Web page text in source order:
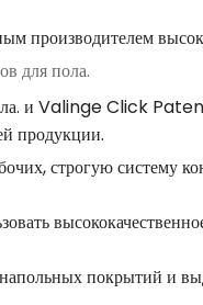
производителем
для пола.
и Valinge Click
продукции.
строгую систему
покрытий и